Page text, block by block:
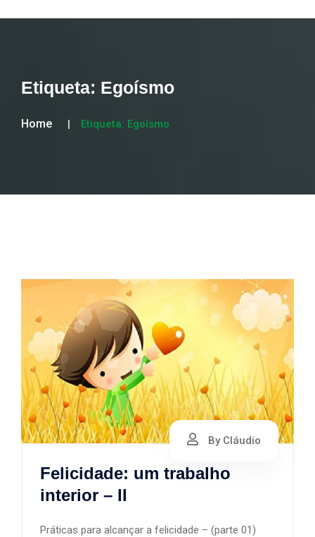
Etiqueta: Egoísmo
Home Etiqueta: Egoísmo
By Cláudio
Felicidade: um trabalho
interior – II
Práticas para alcançar a felicidade – (parte 01)